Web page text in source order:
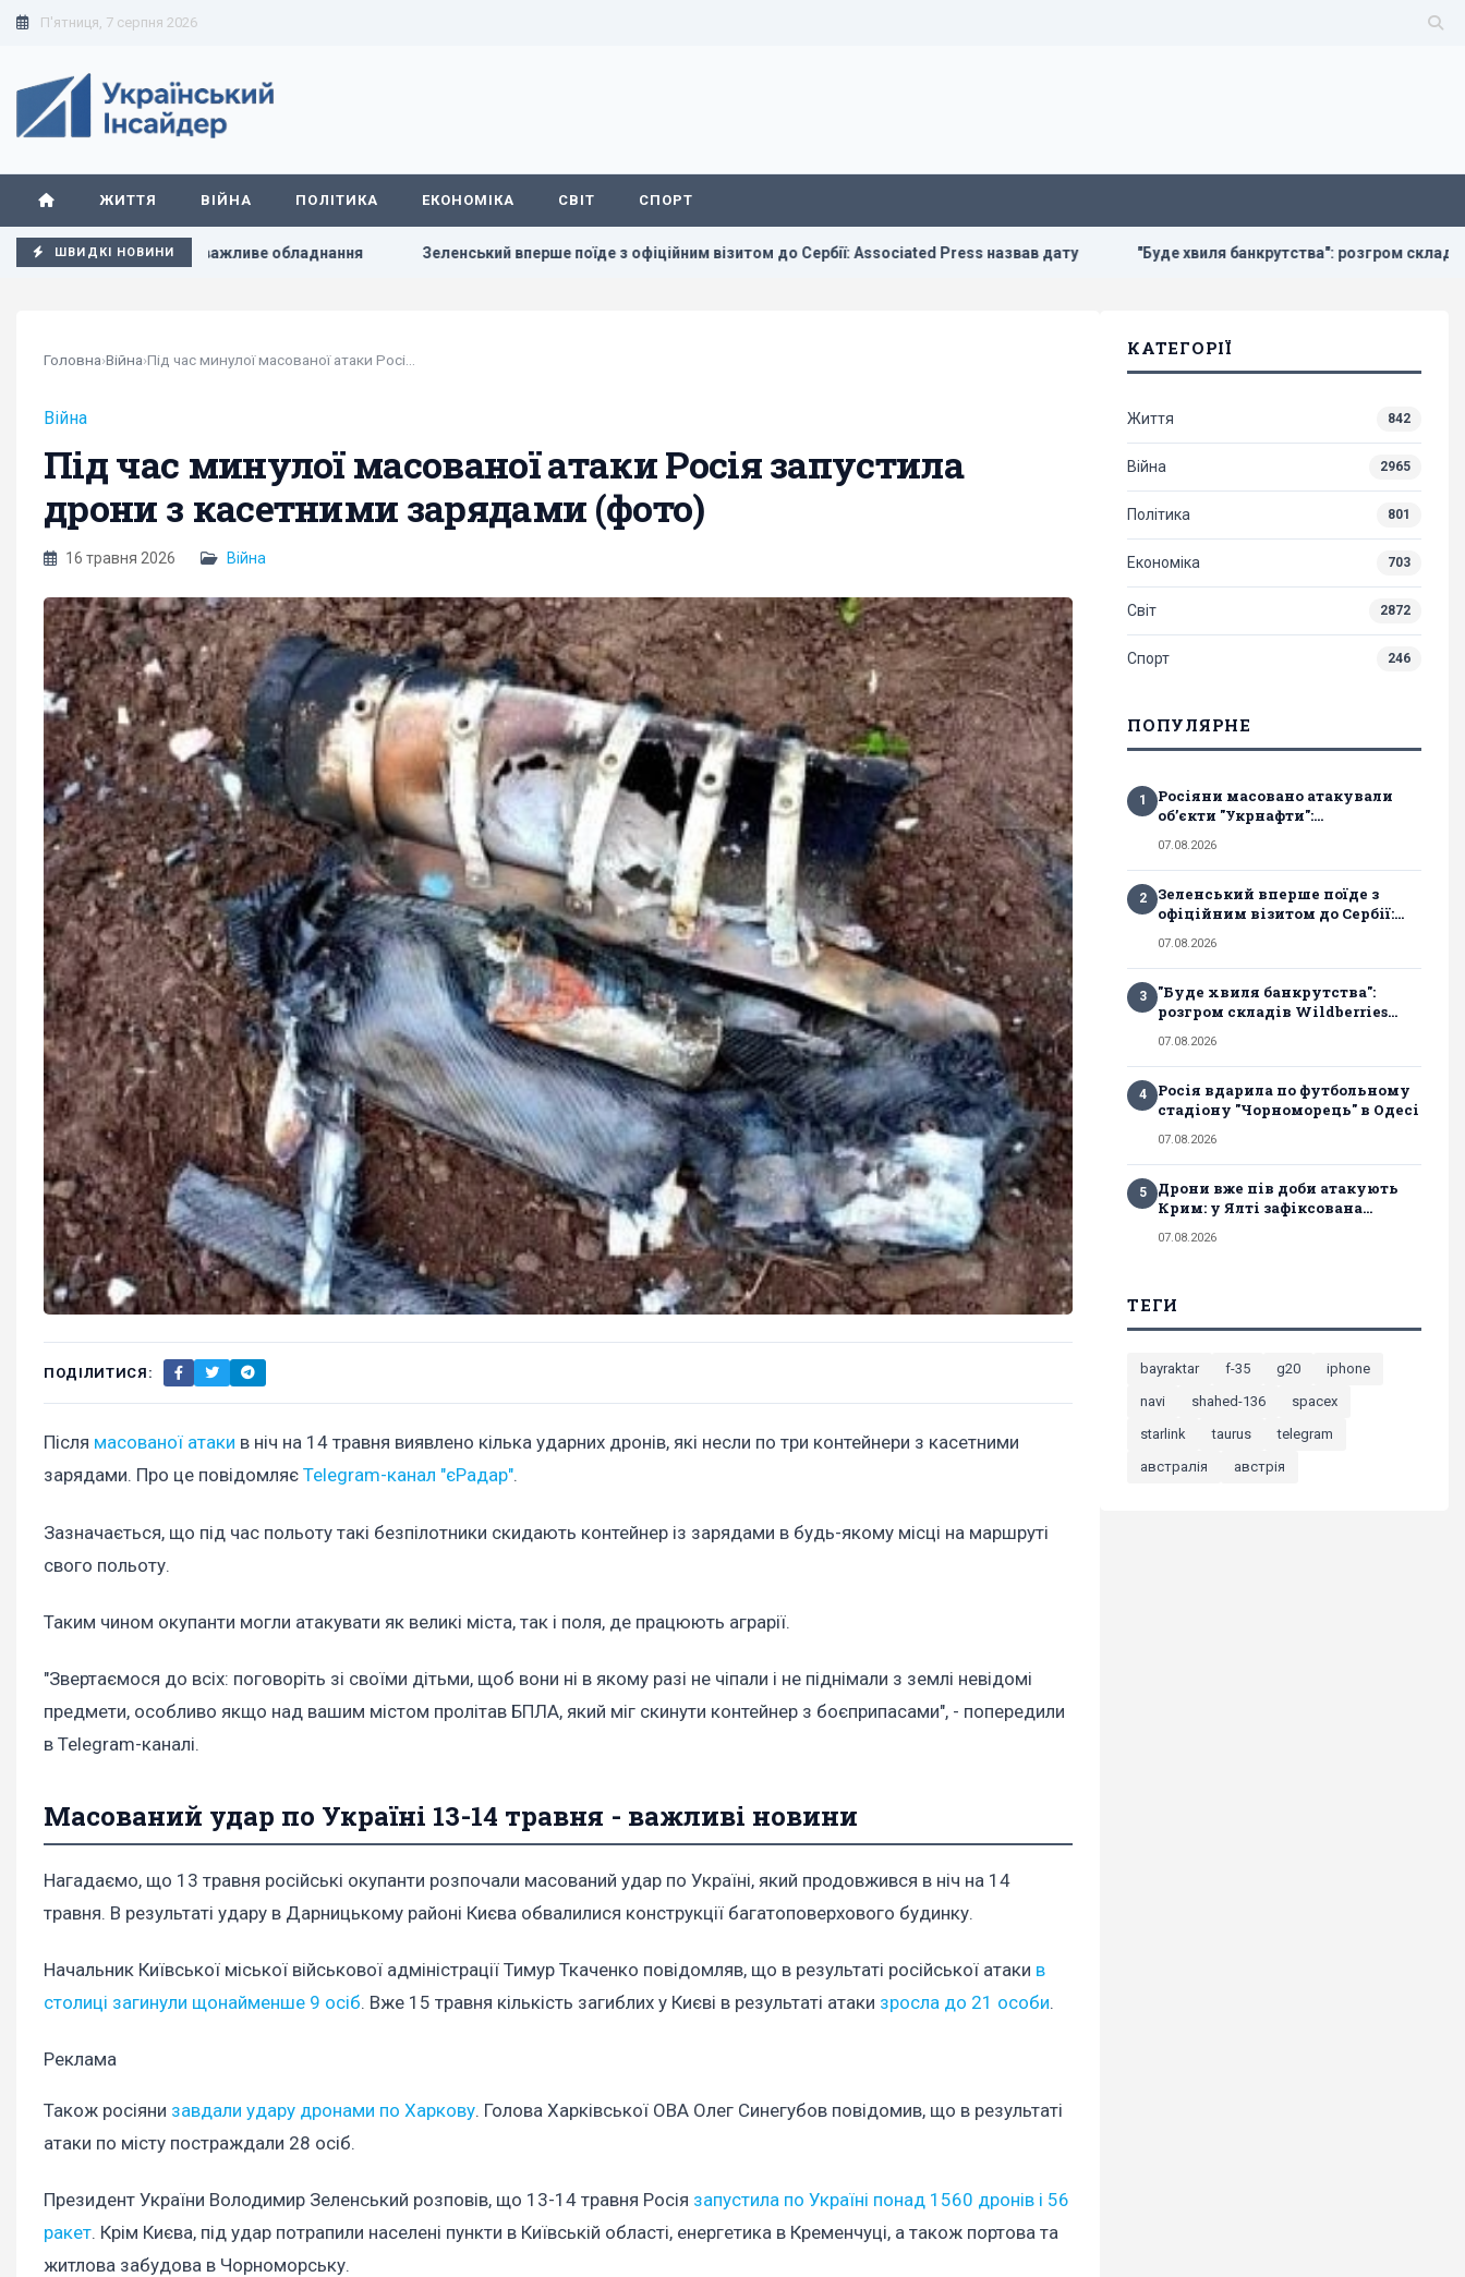
П'ятниця, 7 серпня 2026
ЖИТТЯ ВІЙНА ПОЛІТИКА ЕКОНОМІКА СВІТ СПОРТ
ШВИДКІ НОВИНИ
критично важливе обладнання Зеленський вперше поїде з офіційним візитом до Сербії: Associated Press назвав дату "Буде хвиля банкрутства": розгром складів Wildberries
Головна›Війна›
Війна
Під час минулої масованої атаки Росія запустила
дрони з касетними зарядами (фото)
16 травня 2026 Війна
ПОДІЛИТИСЯ:
Після масованої атаки в ніч на 14 травня виявлено кілька ударних дронів, які несли по три контейнери з касетними
зарядами. Про це повідомляє Telegram-канал "єРадар".
Зазначається, що під час польоту такі безпілотники скидають контейнер із зарядами в будь-якому місці на маршруті
свого польоту.
Таким чином окупанти могли атакувати як великі міста, так і поля, де працюють аграрії.
"Звертаємося до всіх: поговоріть зі своїми дітьми, щоб вони ні в якому разі не чіпали і не піднімали з землі невідомі
предмети, особливо якщо над вашим містом пролітав БПЛА, який міг скинути контейнер з боєприпасами", - попередили
в Telegram-каналі.
Масований удар по Україні 13-14 травня - важливі новини
Нагадаємо, що 13 травня російські окупанти розпочали масований удар по Україні, який продовжився в ніч на 14
травня. В результаті удару в Дарницькому районі Києва обвалилися конструкції багатоповерхового будинку.
Начальник Київської міської військової адміністрації Тимур Ткаченко повідомляв, що в результаті російської атаки в
столиці загинули щонайменше 9 осіб. Вже 15 травня кількість загиблих у Києві в результаті атаки зросла до 21 особи.
Реклама
Також росіяни завдали удару дронами по Харкову. Голова Харківської ОВА Олег Синегубов повідомив, що в результаті
атаки по місту постраждали 28 осіб.
Президент України Володимир Зеленський розповів, що 13-14 травня Росія запустила по Україні понад 1560 дронів і 56
ракет. Крім Києва, під удар потрапили населені пункти в Київській області, енергетика в Кременчуці, а також портова та
житлова забудова в Чорноморську.
КАТЕГОРІЇ
Життя 842
Війна 2965
Політика 801
Економіка 703
Світ 2872
Спорт 246
ПОПУЛЯРНЕ
1
Росіяни масовано атакували
обʼєкти "Укрнафти":...
07.08.2026
2
Зеленський вперше поїде з
офіційним візитом до Сербії:...
07.08.2026
3
"Буде хвиля банкрутства":
розгром складів Wildberries...
07.08.2026
4
Росія вдарила по футбольному
стадіону "Чорноморець" в Одесі
07.08.2026
5
Дрони вже пів доби атакують
Крим: у Ялті зафіксована...
07.08.2026
ТЕГИ
bayraktar f-35 g20
iphone
navi
shahed-136
spacex
starlink
taurus
telegram
австралія
австрія